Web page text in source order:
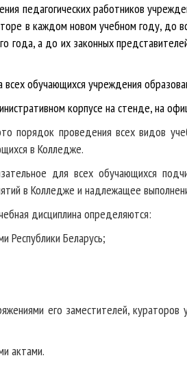
педагогических работников
в каждом новом учебном году, до
года, а до их законных
всех обучающихся учреждения
корпусе на стенде, на
порядок проведения всех видов
в Колледже.
для всех обучающихся
в Колледже и надлежащее
дисциплина определяются:
Республики Беларусь;
его заместителей, кураторов
актами.